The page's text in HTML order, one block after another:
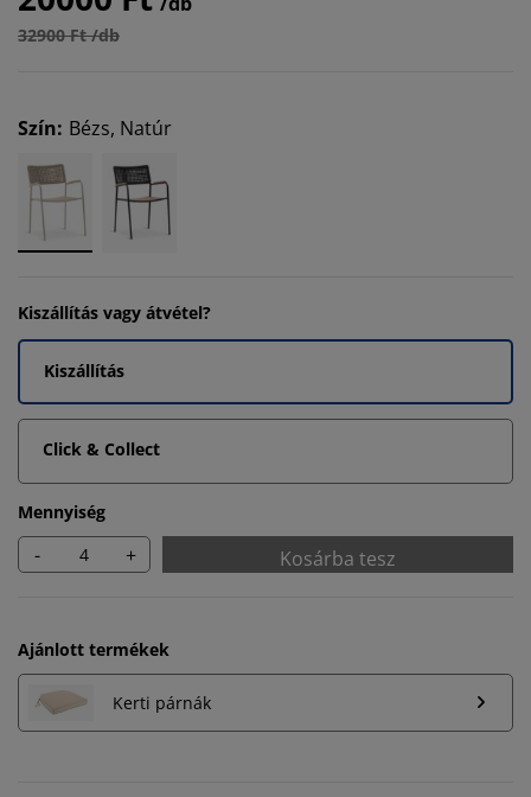
32900 Ft /db
Szín: Bézs, Natúr
Kiszállítás vagy átvétel?
Kiszállítás
Click & Collect
Mennyiség
- + Kosárba tesz
Ajánlott termékek
Kerti párnák